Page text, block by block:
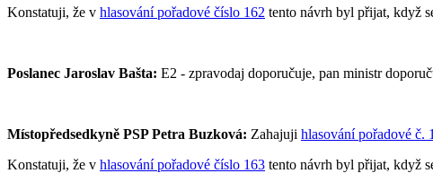
Konstatuji, že v hlasování pořadové číslo 162 tento návrh byl přijat, když
Poslanec Jaroslav Bašta: E2 - zpravodaj doporučuje, pan ministr
Místopředsedkyně PSP Petra Buzková: Zahajuji hlasování pořadové č.
Konstatuji, že v hlasování pořadové číslo 163 tento návrh byl přijat, když